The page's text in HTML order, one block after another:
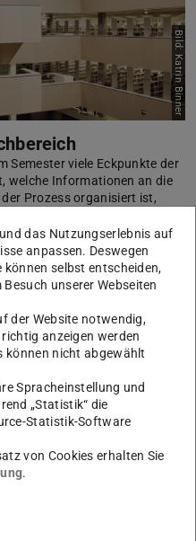
Bild: Katrin Binner
Semester viele Eckpunkte der
welche Informationen an die
Prozess organisiert ist,
beinhalten sie? Erfahren Sie
das Nutzungserlebnis auf
anpassen. Deswegen
können selbst entscheiden,
unserer Webseiten
der Website notwendig,
anzeigen werden
können nicht abgewählt
Spracheinstellung und
„Statistik“ die
Statistik-Software
von Cookies erhalten Sie
.